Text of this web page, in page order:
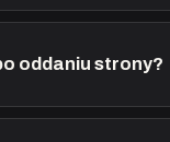
oddaniu strony?